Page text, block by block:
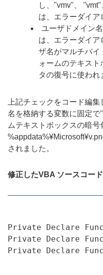
し、"vmv"、
"vmt"
は、エラーダイア
ユーザドメイン
は、エラーダイア
ザ名がマルチバイ
ォームのテキス
タの復号に使われ
上記チェックをコード編
名を格納する変数に固定
ムテキストボックスの暗号
されました。
修正したVBA ソースコード
Private Declare
Private Declare
Private Declare